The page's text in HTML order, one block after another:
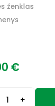
ženklas
€
+